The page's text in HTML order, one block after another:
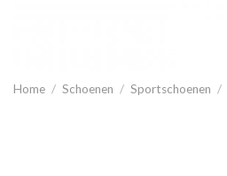
Home / Schoenen / Sportschoenen /